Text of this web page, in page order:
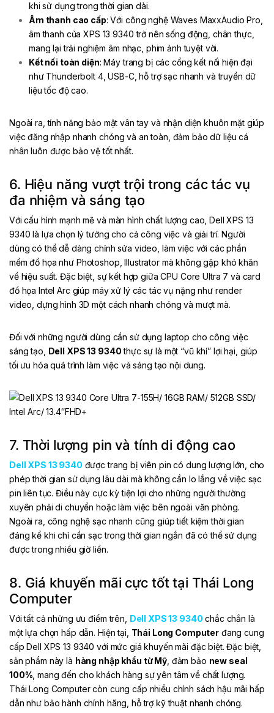
khi sử dụng trong thời gian dài.
Âm thanh cao cấp: Với công nghệ Waves MaxxAudio Pro,
âm thanh của XPS 13 9340 trở nên sống động, chân thực,
mang lại trải nghiệm âm nhạc, phim ảnh tuyệt vời.
Kết nối toàn diện: Máy trang bị các cổng kết nối hiện đại
như Thunderbolt 4, USB-C, hỗ trợ sạc nhanh và truyền dữ
liệu tốc độ cao.
Ngoài ra, tính năng bảo mật vân tay và nhận diện khuôn mặt giúp
việc đăng nhập nhanh chóng và an toàn, đảm bảo dữ liệu cá
nhân luôn được bảo vệ tốt nhất.
6. Hiệu năng vượt trội trong các tác vụ
đa nhiệm và sáng tạo
Với cấu hình mạnh mẽ và màn hình chất lượng cao, Dell XPS 13
9340 là lựa chọn lý tưởng cho cả công việc và giải trí. Người
dùng có thể dễ dàng chỉnh sửa video, làm việc với các phần
mềm đồ họa như Photoshop, Illustrator mà không gặp khó khăn
về hiệu suất. Đặc biệt, sự kết hợp giữa CPU Core Ultra 7 và card
đồ họa Intel Arc giúp máy xử lý các tác vụ nặng như render
video, dựng hình 3D một cách nhanh chóng và mượt mà.
Đối với những người dùng cần sử dụng laptop cho công việc
sáng tạo, Dell XPS 13 9340thực sự là một “vũ khí” lợi hại, giúp
tối ưu hóa quá trình làm việc và sáng tạo nội dung.
7. Thời lượng pin và tính di động cao
Dell XPS 13 9340 được trang bị viên pin có dung lượng lớn, cho
phép thời gian sử dụng lâu dài mà không cần lo lắng về việc sạc
pin liên tục. Điều này cực kỳ tiện lợi cho những người thường
xuyên phải di chuyển hoặc làm việc bên ngoài văn phòng.
Ngoài ra, công nghệ sạc nhanh cũng giúp tiết kiệm thời gian
đáng kể khi chỉ cần sạc trong thời gian ngắn đã có thể sử dụng
được trong nhiều giờ liền.
8. Giá khuyến mãi cực tốt tại Thái Long
Computer
Với tất cả những ưu điểm trên, Dell XPS 13 9340 chắc chắn là
một lựa chọn hấp dẫn. Hiện tại, Thái Long Computer đang cung
cấp Dell XPS 13 9340 với mức giá khuyến mãi đặc biệt. Đặc biệt,
sản phẩm này là hàng nhập khẩu từ Mỹ, đảm bảo new seal
100% , mang đến cho khách hàng sự yên tâm về chất lượng.
Thái Long Computer còn cung cấp nhiều chính sách hậu mãi hấp
dẫn như bảo hành chính hãng, hỗ trợ kỹ thuật nhanh chóng.